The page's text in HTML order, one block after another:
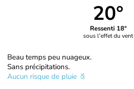
20°
Ressenti 18°
sous l'effet du vent
Beau temps peu nuageux.
Sans précipitations.
Aucun risque de pluie